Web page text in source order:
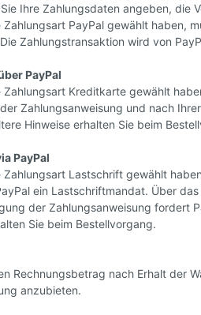
Ihre Zahlungsdaten angeben, die
Zahlungsart PayPal gewählt haben,
Zahlungstransaktion wird von
PayPal
Zahlungsart Kreditkarte gewählt
Zahlungsanweisung und nach
Hinweise erhalten Sie beim
PayPal
Zahlungsart Lastschrift gewählt
ein Lastschriftmandat. Über
der Zahlungsanweisung fordert
Sie beim Bestellvorgang.
Rechnungsbetrag nach Erhalt der
anzubieten.